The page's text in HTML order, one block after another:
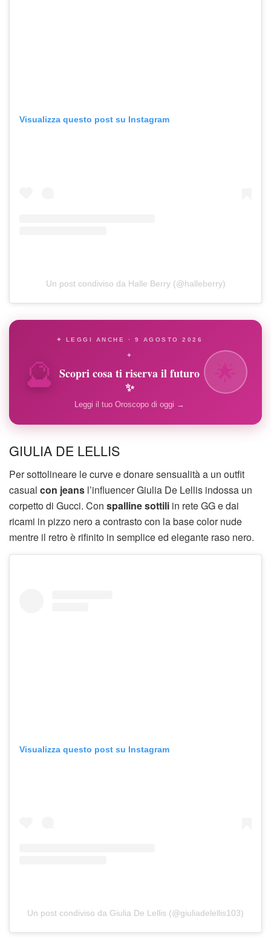
Visualizza questo post su Instagram
Un post condiviso da Halle Berry (@halleberry)
🔮
✦ LEGGI ANCHE · 9 AGOSTO 2026
✦
Scopri cosa ti riserva il futuro
✨
Leggi il tuo Oroscopo di oggi →
GIULIA DE LELLIS
Per sottolineare le curve e donare sensualità a un outfit
casual con jeans l’influencer Giulia De Lellis indossa un
corpetto di Gucci. Con spalline sottili in rete GG e dai
ricami in pizzo nero a contrasto con la base color nude
mentre il retro è rifinito in semplice ed elegante raso nero.
Visualizza questo post su Instagram
Un post condiviso da Giulia De Lellis (@giuliadelellis103)